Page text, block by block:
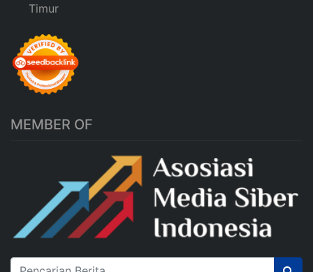
Timur
MEMBER OF